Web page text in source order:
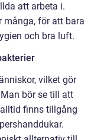
att arbeta i.
många, för att bara
och bra luft.
vilket gör
bör se till att
finns tillgång